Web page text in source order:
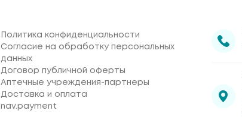
Политика конфиденциальности
Согласие на обработку персональных
данных
Договор публичной оферты
Аптечные учреждения-партнеры
Доставка и оплата
nav.payment